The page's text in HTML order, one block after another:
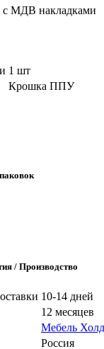
с МДВ накладками
1 шт
Крошка ППУ
/ Производство
10-14 дней
12 месяцев
Мебель
Россия